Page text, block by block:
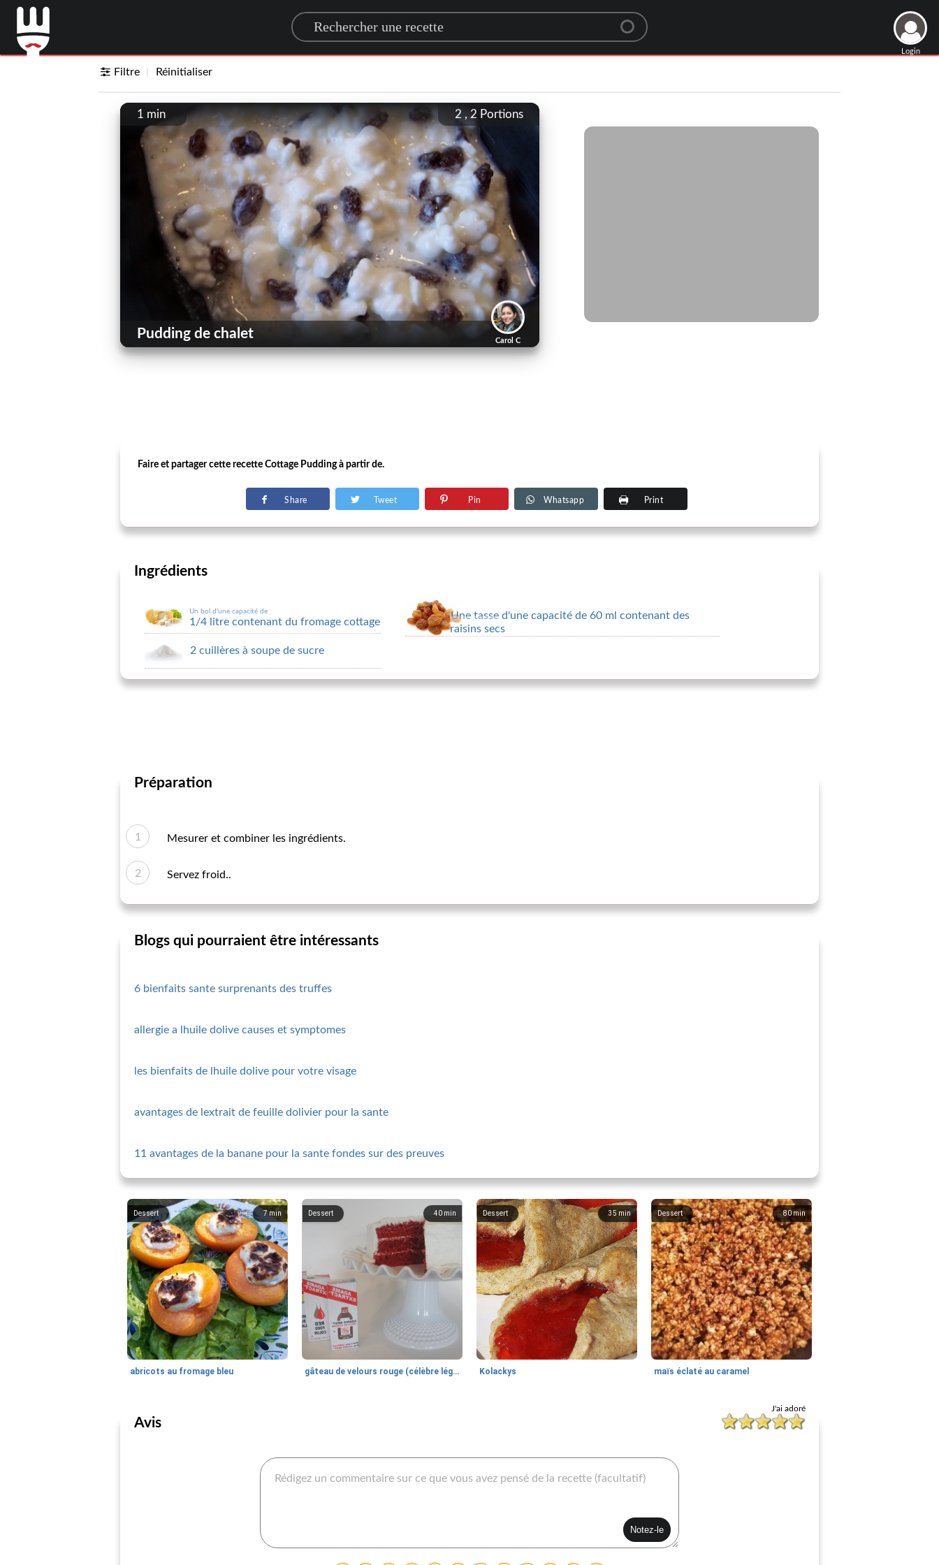
Search for a recipe
Login
Filtre Réinitialiser
2 , 2 Portions
1 min
Carol C
Pudding de chalet
Faire et partager cette recette Cottage Pudding à partir de.
Share Tweet Pin Whatsapp Print
Ingrédients
Un bol d'une capacité de
1/4 litre contenant du fromage cottage
2 cuillères à soupe de sucre
Une tasse d'une capacité de 60 ml contenant des
raisins secs
Préparation
Mesurer et combiner les ingrédients.
Servez froid..
Blogs qui pourraient être intéressants
6 bienfaits sante surprenants des truffes
allergie a lhuile dolive causes et symptomes
les bienfaits de lhuile dolive pour votre visage
avantages de lextrait de feuille dolivier pour la sante
11 avantages de la banane pour la sante fondes sur des preuves
7min
Dessert
abricots au fromage bleu
40 min
Dessert
gâteau de velours rouge (célèbre légende urbaine)
35 min
Dessert
Kolackys
80min
Dessert
maïs éclaté au caramel
J'ai adoré
Avis